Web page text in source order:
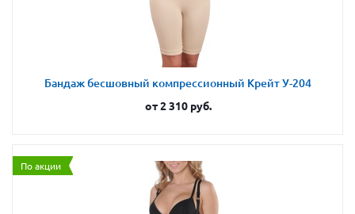
Бандаж бесшовный компрессионный Крейт У-204
от2 310 руб.
По акции